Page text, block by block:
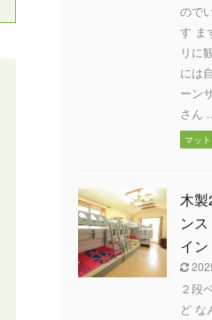
ので
す ま
リに
には
ーン
さん
マッ
木
ン
イ
２段
ど な